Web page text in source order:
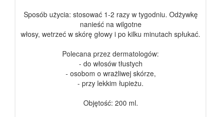
Sposób użycia: stosować 1-2 razy w tygodniu. Odżywkę
nanieść na wilgotne
włosy, wetrzeć w skórę głowy i po kilku minutach spłukać.
Polecana przez dermatologów:
- do włosów tłustych
- osobom o wrażliwej skórze,
- przy lekkim łupieżu.
Objętość: 200 ml.